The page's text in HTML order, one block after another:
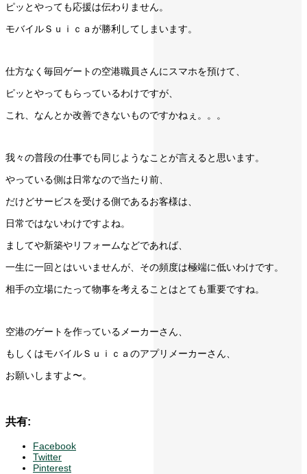
ピッとやっても応援は伝わりません。
モバイルＳｕｉｃａが勝利してしまいます。
仕方なく毎回ゲートの空港職員さんにスマホを預けて、
ピッとやってもらっているわけですが、
これ、なんとか改善できないものですかねぇ。。。
我々の普段の仕事でも同じようなことが言えると思います。
やっている側は日常なので当たり前、
だけどサービスを受ける側であるお客様は、
日常ではないわけですよね。
ましてや新築やリフォームなどであれば、
一生に一回とはいいませんが、その頻度は極端に低いわけです。
相手の立場にたって物事を考えることはとても重要ですね。
空港のゲートを作っているメーカーさん、
もしくはモバイルＳｕｉｃａのアプリメーカーさん、
お願いしますよ〜。
共有:
Facebook
Twitter
Pinterest